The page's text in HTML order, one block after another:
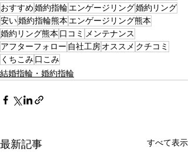
おすすめ婚約指輪 エンゲージリング婚約リング
安い婚約指輪熊本 エンゲージリング熊本
婚約リング熊本 口コミ
メンテナンス
アフターフォロー 自社工房オススメ クチコミ
くちこみ口こみ
結婚指輪・婚約指輪
最新記事 すべて表示